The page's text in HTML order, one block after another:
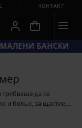
КОНТАКТ
БАНСКИ
да се
и бельо, за щастие,
и дизайни,